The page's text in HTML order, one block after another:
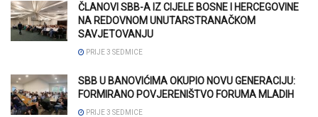
ČLANOVI SBB-A IZ CIJELE BOSNE I HERCEGOVINE
NA REDOVNOM UNUTARSTRANAČKOM
SAVJETOVANJU
PRIJE 3 SEDMICE
SBB U BANOVIĆIMA OKUPIO NOVU GENERACIJU:
FORMIRANO POVJERENIŠTVO FORUMA MLADIH
PRIJE 3 SEDMICE